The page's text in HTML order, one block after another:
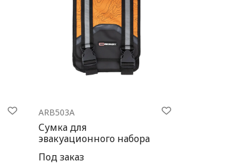
ARB503A
Сумка для
эвакуационного набора
Под заказ